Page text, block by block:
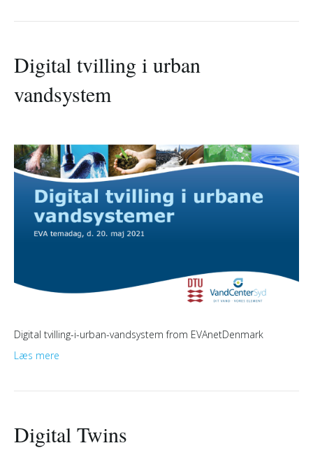
Digital tvilling i urban
vandsystem
Digital tvilling-i-urban-vandsystem from EVAnetDenmark
Læs mere
Digital Twins